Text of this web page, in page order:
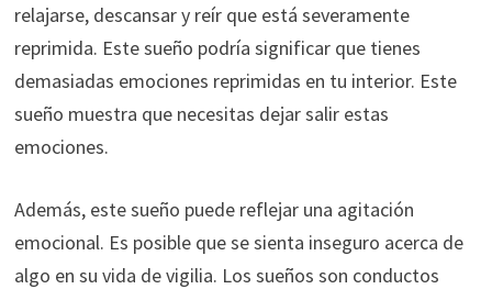
relajarse, descansar y reír que está severamente
reprimida. Este sueño podría significar que tienes
demasiadas emociones reprimidas en tu interior. Este
sueño muestra que necesitas dejar salir estas
emociones.
Además, este sueño puede reflejar una agitación
emocional. Es posible que se sienta inseguro acerca de
algo en su vida de vigilia. Los sueños son conductos